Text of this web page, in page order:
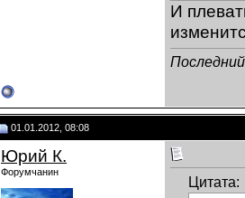
И
01.01.2012, 08:08
Юрий К.
Форумчанин
Цитата: